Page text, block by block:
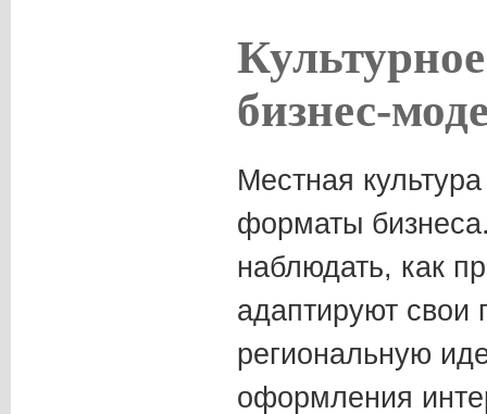
бизнес-
Местная
форматы
наблюдать, как
адаптируют свои
региональную
оформления